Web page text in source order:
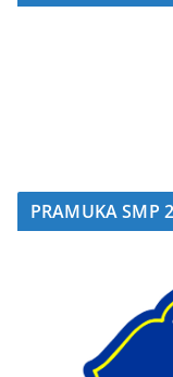
PRAMUKA SMP